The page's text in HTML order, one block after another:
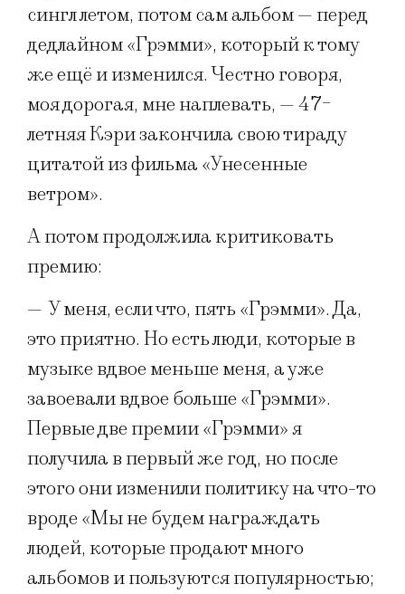
сингл летом, потом сам альбом — перед
дедлайном «Грэмми», который к тому
же ещё и изменился. Честно говоря,
моя дорогая, мне наплевать, — 47-
летняя Кэри закончила свою тираду
цитатой из фильма «Унесенные
ветром».
А потом продолжила критиковать
премию:
— У меня, если что, пять «Грэмми». Да,
это приятно. Но есть люди, которые в
музыке вдвое меньше меня, а уже
завоевали вдвое больше «Грэмми».
Первые две премии «Грэмми» я
получила в первый же год, но после
этого они изменили политику на что-то
вроде «Мы не будем награждать
людей, которые продают много
альбомов и пользуются популярностью;